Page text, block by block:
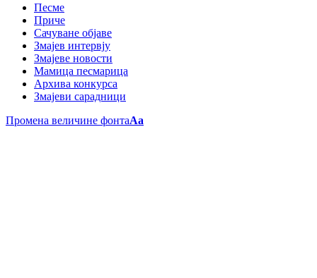
Песме
Приче
Сачуване објаве
Змајев интервју
Змајеве новости
Мамица песмарица
Архива конкурса
Змајеви сарадници
Промена величине фонтаAa